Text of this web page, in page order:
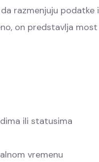
razmenjuju podatke i
on predstavlja most
ili statusima
vremenu